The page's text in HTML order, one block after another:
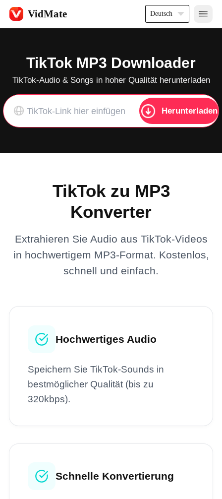
VidMate Deutsch
TikTok MP3 Downloader
TikTok-Audio & Songs in hoher Qualität herunterladen
Herunterladen
TikTok zu MP3
Konverter
Extrahieren Sie Audio aus TikTok-Videos
in hochwertigem MP3-Format. Kostenlos,
schnell und einfach.
Hochwertiges Audio
Speichern Sie TikTok-Sounds in
bestmöglicher Qualität (bis zu
320kbps).
Schnelle Konvertierung